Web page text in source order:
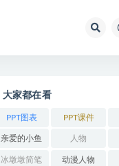
大家都在看
PPT图表 PPT课件
亲爱的小鱼 人物
冰墩墩简笔 动漫人物